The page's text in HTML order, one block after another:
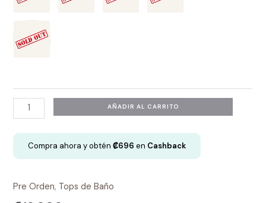
Corset
de
Baño
Briana
AÑADIR AL CARRITO
Compra ahora y obtén₡696 en Cashback
Pre Orden, Tops de Baño